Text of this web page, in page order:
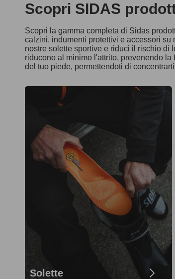
Scopri SIDAS
Scopri la gamma completa di Sidas
calzini, indumenti protettivi e accessori
nostre solette sportive e riduci il rischio di
riducono al minimo l'attrito, prevenendo
del tuo piede, permettendoti di
Solette